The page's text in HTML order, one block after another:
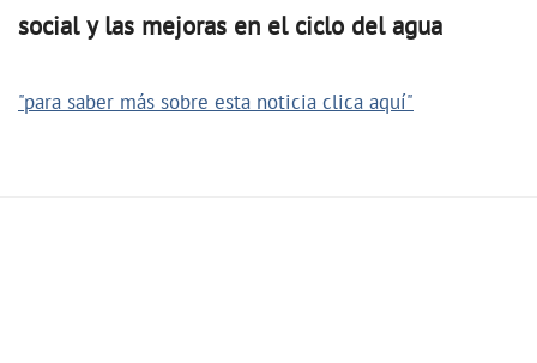
social y las mejoras en el ciclo del agua
"para saber más sobre esta noticia clica aquí"